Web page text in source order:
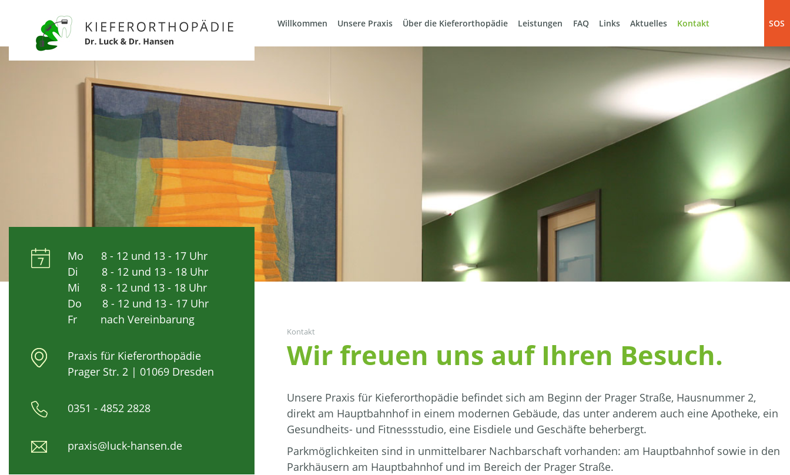
Willkommen Unsere Praxis Über die Kieferorthopädie Leistungen FAQ Links Aktuelles Kontakt SOS
Mo 8 - 12 und 13 - 17 Uhr
Di 8 - 12 und 13 - 18 Uhr
Mi 8 - 12 und 13 - 18 Uhr
Do 8 - 12 und 13 - 17 Uhr
Fr nach Vereinbarung
Praxis für Kieferorthopädie
Prager Str. 2 | 01069 Dresden
0351 - 4852 2828
praxis@luck-hansen.de
Kontakt
Wir freuen uns auf Ihren Besuch.
Unsere Praxis für Kieferorthopädie befindet sich am Beginn der Prager Straße, Hausnummer 2,
direkt am Hauptbahnhof in einem modernen Gebäude, das unter anderem auch eine Apotheke, ein
Gesundheits- und Fitnessstudio, eine Eisdiele und Geschäfte beherbergt.
Parkmöglichkeiten sind in unmittelbarer Nachbarschaft vorhanden: am Hauptbahnhof sowie in den
Parkhäusern am Hauptbahnhof und im Bereich der Prager Straße.